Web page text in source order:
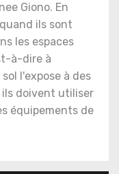
Giono. En
ils sont
les espaces
à-dire à
l'expose à des
ils doivent utiliser
équipements de